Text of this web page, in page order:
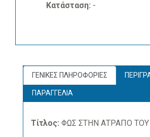
Κατάσταση: -
ΓΕΝΙΚΕΣ ΠΛΗΡΟΦΟΡΙΕΣ
ΠΑΡΑΓΓΕΛΙΑ
Τίτλος: ΦΩΣ ΣΤΗΝ ΑΤΡΑΠΟ